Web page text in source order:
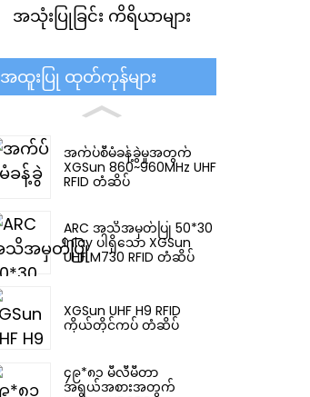
အသုံးပြုခြင်း ကိရိယာများ
အထူးပြု ထုတ်ကုန်များ
အက်ပ်စီမံခန့်ခွဲမှုအတွက်
XGSun 860~960MHz UHF
RFID တံဆိပ်
ARC အသိအမှတ်ပြု 50*30
inlay ပါရှိသော XGSun
UHF M730 RFID တံဆိပ်
XGSun UHF H9 RFID
ကိုယ်တိုင်ကပ် တံဆိပ်
၄၉*၈၁ မီလီမီတာ
အရွယ်အစားအတွက်